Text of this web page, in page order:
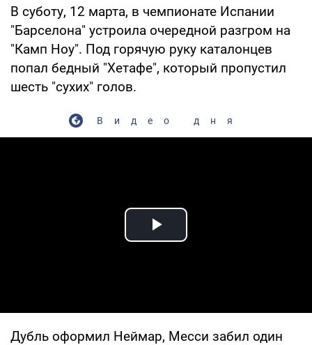
В суботу, 12 марта, в чемпионате Испании
"Барселона" устроила очередной разгром на
"Камп Ноу". Под горячую руку каталонцев
попал бедный "Хетафе", который пропустил
шесть "сухих" голов.
Видео дня
Play Video
Дубль оформил Неймар, Месси забил один